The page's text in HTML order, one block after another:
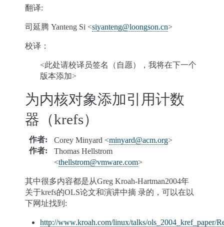
翻译:
司延腾 Yanteng Si <siyanteng@loongson.cn>
校译：
<此处请校译员签名（自愿），我将在下一个
版本添加>
为内核对象添加引用计数
器（krefs）
作者: Corey Minyard <minyard@acm.org>
作者:
Thomas Hellstrom
<thellstrom@vmware.com>
其中很多内容都是从Greg Kroah-Hartman2004年
关于krefs的OLS论文和演讲中摘 录的，可以在以
下网址找到:
http://www.kroah.com/linux/talks/ols_2004_kref_paper/